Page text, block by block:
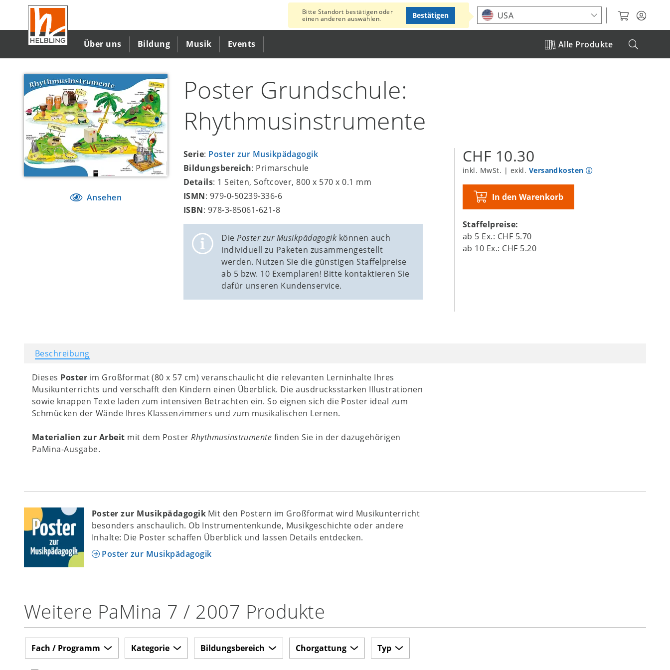
Inhalt
Standort auswählen
Über uns Bildung Musik Events Alle Produkte
Bitte Standort bestätigen oder
einen anderen auswählen.
USA
Bestätigen
Ansehen
Poster Grundschule:
Rhythmusinstrumente
Serie: Poster zur Musikpädagogik
Bildungsbereich: Primarschule
Details: 1 Seiten, Softcover, 800 x 570 x 0.1 mm
ISMN: 979-0-50239-336-6
ISBN: 978-3-85061-621-8
DiePoster zur Musikpädagogik können auch
individuell zu Paketen zusammengestellt
werden. Nutzen Sie die günstigen Staffelpreise
ab 5 bzw. 10 Exemplaren! Bitte kontaktieren Sie
dafür unseren Kundenservice.
CHF 10.30
inkl. MwSt. | exkl. Versandkosten
In den Warenkorb
Staffelpreise:
ab 5 Ex.: CHF 5.70
ab 10 Ex.: CHF 5.20
Beschreibung
Dieses Poster im Großformat (80 x 57 cm) veranschaulicht die relevanten Lerninhalte Ihres
Musikunterrichts und verschafft den Kindern einen Überblick. Die ausdrucksstarken Illustrationen
sowie knappen Texte laden zum intensiven Betrachten ein. So eignen sich die Poster ideal zum
Schmücken der Wände Ihres Klassenzimmers und zum musikalischen Lernen.
Materialien zur Arbeit mit dem PosterRhythmusinstrumente finden Sie in der dazugehörigen
PaMina-Ausgabe.
Poster zur Musikpädagogik Mit den Postern im Großformat wird Musikunterricht
besonders anschaulich. Ob Instrumentenkunde, Musikgeschichte oder andere
Inhalte: Die Poster schaffen Überblick und lassen Details entdecken.
Poster zur Musikpädagogik
Weitere PaMina 7 / 2007 Produkte
Fach / Programm Kategorie Bildungsbereich Chorgattung Typ